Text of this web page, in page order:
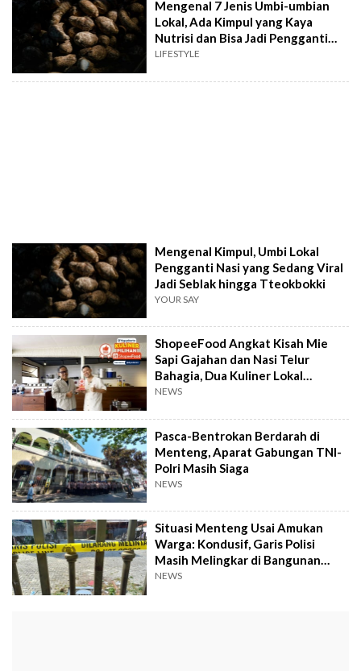
Mengenal 7 Jenis Umbi-umbian
Lokal, Ada Kimpul yang Kaya
Nutrisi dan Bisa Jadi Pengganti
Nasi
LIFESTYLE
Mengenal Kimpul, Umbi Lokal
Pengganti Nasi yang Sedang Viral
Jadi Seblak hingga Tteokbokki
YOUR SAY
ShopeeFood Angkat Kisah Mie
Sapi Gajahan dan Nasi Telur
Bahagia, Dua Kuliner Lokal
Yogyakarta
NEWS
Pasca-Bentrokan Berdarah di
Menteng, Aparat Gabungan TNI-
Polri Masih Siaga
NEWS
Situasi Menteng Usai Amukan
Warga: Kondusif, Garis Polisi
Masih Melingkar di Bangunan
Terbakar
NEWS